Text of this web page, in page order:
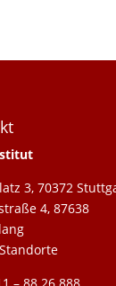
3, 70372
4, 87638
– 88 26 888